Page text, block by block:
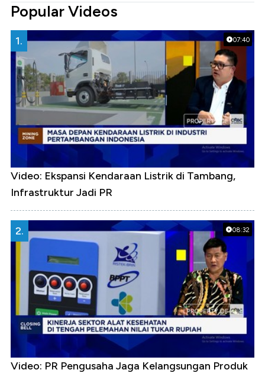
Popular Videos
07:40
1.
Video: Ekspansi Kendaraan Listrik di Tambang,
Infrastruktur Jadi PR
08:32
2.
Video: PR Pengusaha Jaga Kelangsungan Produk